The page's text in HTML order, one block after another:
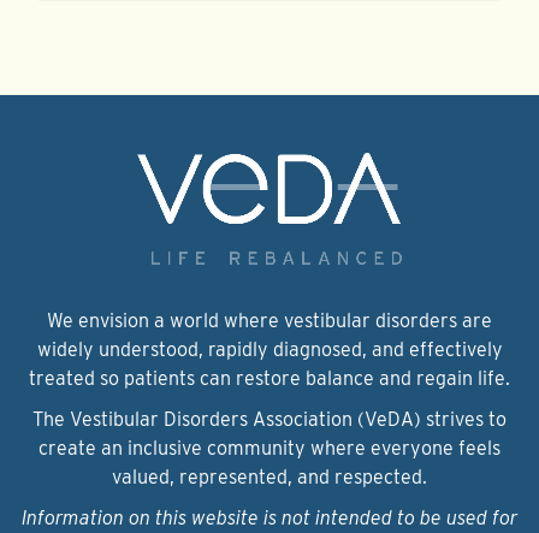
We envision a world where vestibular disorders are
widely understood, rapidly diagnosed, and effectively
treated so patients can restore balance and regain life.
The Vestibular Disorders Association (VeDA) strives to
create an inclusive community where everyone feels
valued, represented, and respected.
Information on this website is not intended to be used for